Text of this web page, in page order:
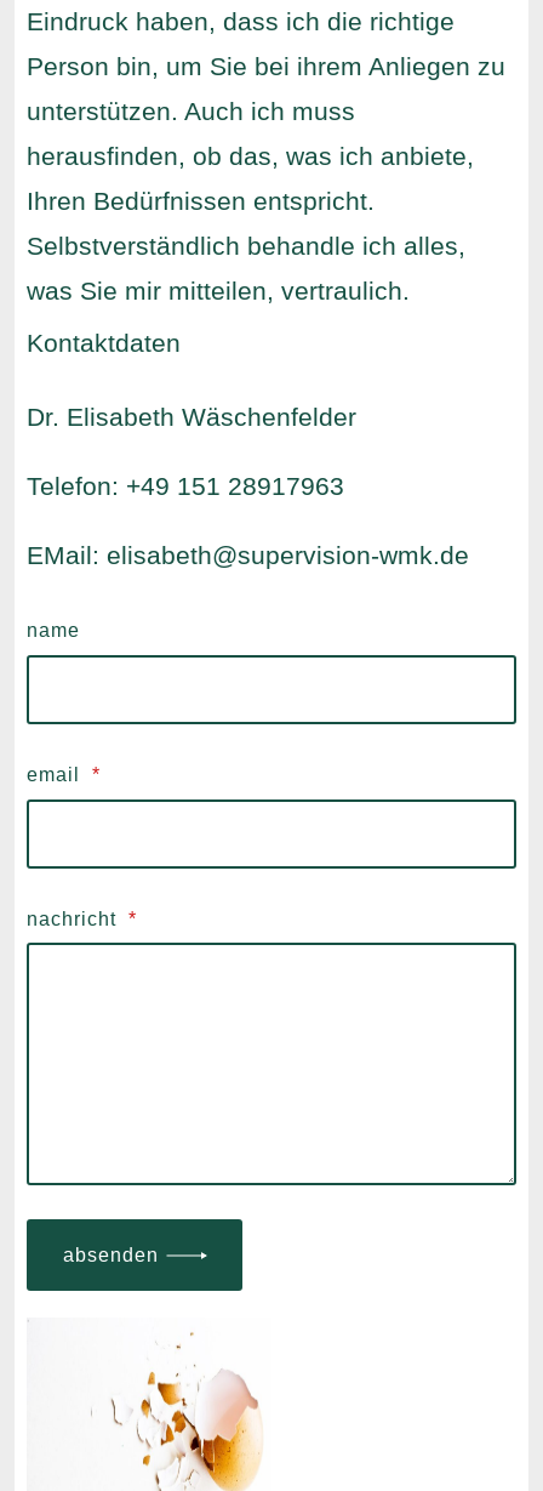
Eindruck haben, dass ich die richtige
Person bin, um Sie bei ihrem Anliegen zu
unterstützen. Auch ich muss
herausfinden, ob das, was ich anbiete,
Ihren Bedürfnissen entspricht.
Selbstverständlich behandle ich alles,
was Sie mir mitteilen, vertraulich.
Kontaktdaten
Dr. Elisabeth Wäschenfelder
Telefon: +49 151 28917963
EMail: elisabeth@supervision-wmk.de
name
email *
nachricht *
absenden